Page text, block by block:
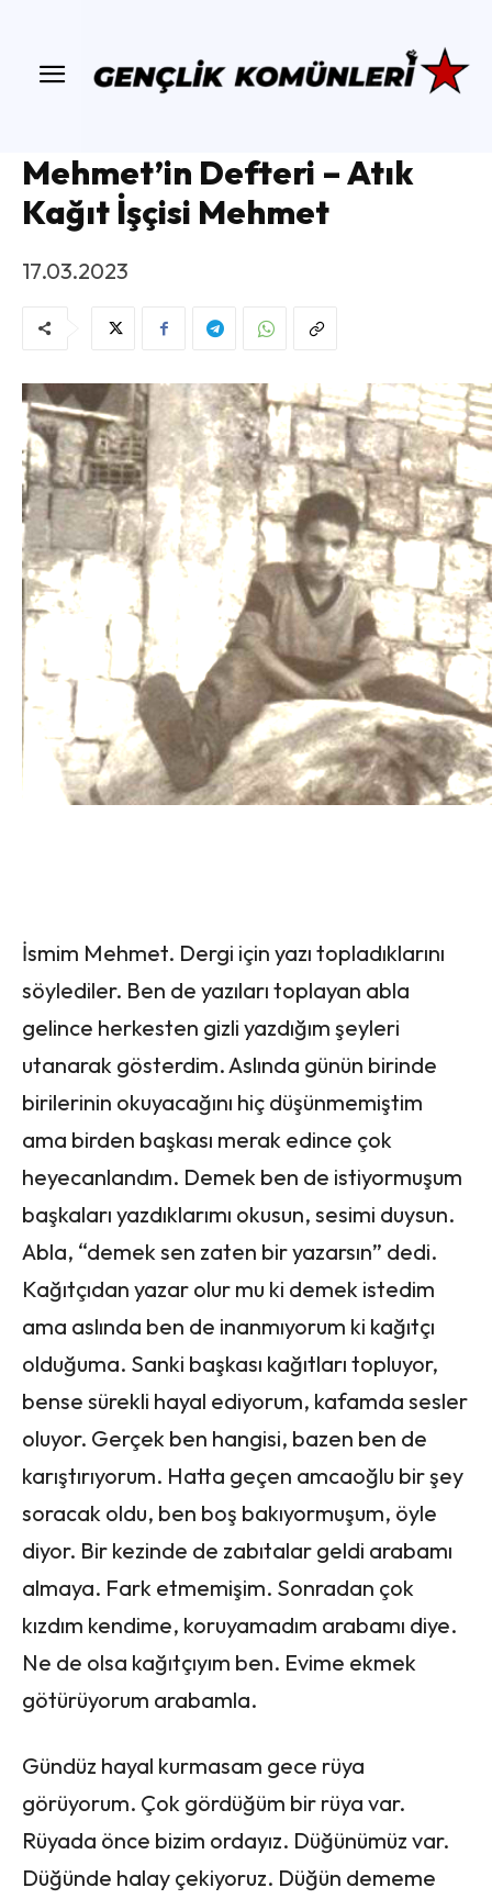
Mehmet’in Defteri – Atık
Kağıt İşçisi Mehmet
17.03.2023
İsmim Mehmet. Dergi için yazı topladıklarını
söylediler. Ben de yazıları toplayan abla
gelince herkesten gizli yazdığım şeyleri
utanarak gösterdim. Aslında günün birinde
birilerinin okuyacağını hiç düşünmemiştim
ama birden başkası merak edince çok
heyecanlandım. Demek ben de istiyormuşum
başkaları yazdıklarımı okusun, sesimi duysun.
Abla, “demek sen zaten bir yazarsın” dedi.
Kağıtçıdan yazar olur mu ki demek istedim
ama aslında ben de inanmıyorum ki kağıtçı
olduğuma. Sanki başkası kağıtları topluyor,
bense sürekli hayal ediyorum, kafamda sesler
oluyor. Gerçek ben hangisi, bazen ben de
karıştırıyorum. Hatta geçen amcaoğlu bir şey
soracak oldu, ben boş bakıyormuşum, öyle
diyor. Bir kezinde de zabıtalar geldi arabamı
almaya. Fark etmemişim. Sonradan çok
kızdım kendime, koruyamadım arabamı diye.
Ne de olsa kağıtçıyım ben. Evime ekmek
götürüyorum arabamla.
Gündüz hayal kurmasam gece rüya
görüyorum. Çok gördüğüm bir rüya var.
Rüyada önce bizim ordayız. Düğünümüz var.
Düğünde halay çekiyoruz. Düğün dememe